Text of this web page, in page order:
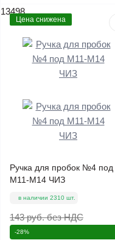
13498
Цена снижена
Ручка для пробок №4 под
М11-М14 ЧИЗ
в наличии 2310 шт.
143 руб.без НДС
-28%